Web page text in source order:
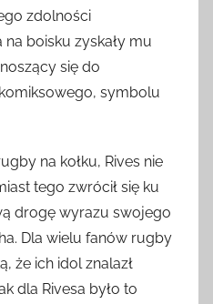
zdolności
boisku zyskały mu
się do
symbolu
na kołku, Rives nie
tego zwrócił się ku
drogę wyrazu swojego
Dla wielu fanów rugby
że ich idol znalazł
dla Rivesa było to